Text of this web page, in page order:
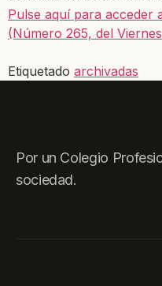
Pulse aquí para acceder
(Número 265, del
Etiquetado archivadas
Por un Colegio
sociedad.